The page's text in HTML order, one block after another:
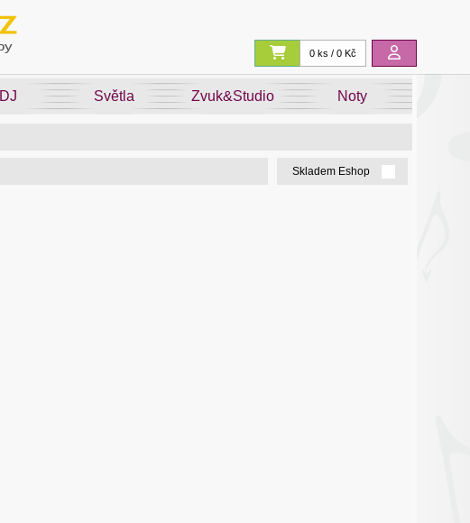
0 ks / 0 Kč
DJ Světla Zvuk&Studio Noty
Skladem Eshop